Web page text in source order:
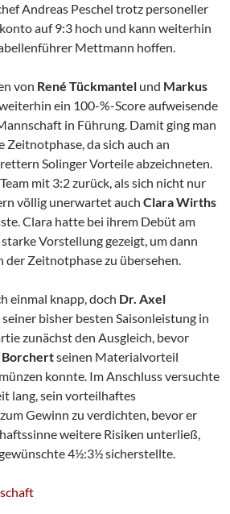
Andreas Peschel trotz personeller
auf 9:3 hoch und kann weiterhin
Mettmann hoffen.
von René Tückmantel und Markus
ein 100-%-Score aufweisende
in Führung. Damit ging man
da sich auch an
Solinger Vorteile abzeichneten.
mit 3:2 zurück, als sich nicht nur
völlig unerwartet auch Clara Wirths
Clara hatte bei ihrem Debüt am
Vorstellung gezeigt, um dann
der Zeitnotphase zu übersehen.
einmal knapp, doch Dr. Axel
bisher besten Saisonleistung in
zunächst den Ausgleich, bevor
Borchertseinen Materialvorteil
konnte. Im Anschluss versuchte
lang, sein vorteilhaftes
Gewinn zu verdichten, bevor er
weitere Risiken unterließ,
4½:3½ sicherstellte.